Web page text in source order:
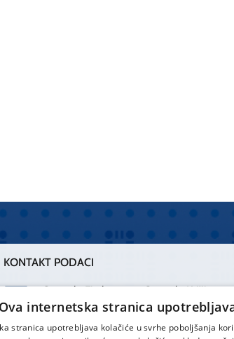
KONTAKT PODACI
Centrala Firule
021 556 111
Centrala Križine
021 557 111
Ova internetska stranica
stranica upotrebljava kolačiće u svrhe poboljšanja